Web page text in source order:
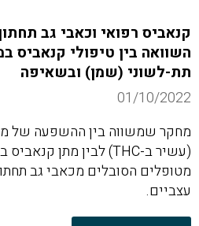
קנאביס רפואי וכאבי גב
השוואה בין טיפולי קנאביס
תת-לשוני (שמן) ובשאיפה
01/10/2022
מחקר שמשווה בין ההשפעה של
מטופלים הסובלים מכאבי גב
עצביים.